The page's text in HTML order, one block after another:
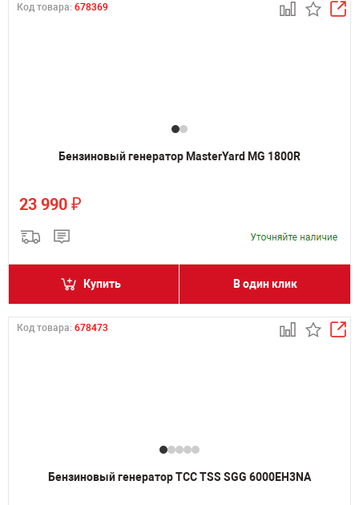
Код товара: 678369
Бензиновый генератор MasterYard MG 1800R
23 990 ₽
Купить В один клик
Код товара: 678473
Бензиновый генератор ТСС TSS SGG 6000EH3NA